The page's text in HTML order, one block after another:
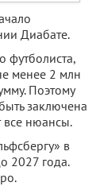
Диабате.
футболиста,
менее 2 млн
Поэтому
заключена
все нюансы.
в
2027 года.